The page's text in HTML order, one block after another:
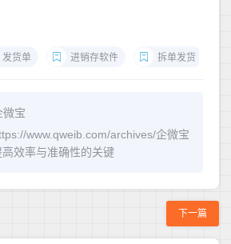
发货单 进销存软件 拆单发货
微宝
www.qweib.com/archives/企微宝
效率与准确性的关键
下一篇